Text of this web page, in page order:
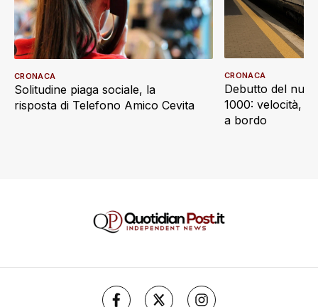
Solitudine piaga sociale, la
risposta di Telefono Amico Cevita
CRONACA
Debutto del
1000: velocità,
a bordo
CRONACA